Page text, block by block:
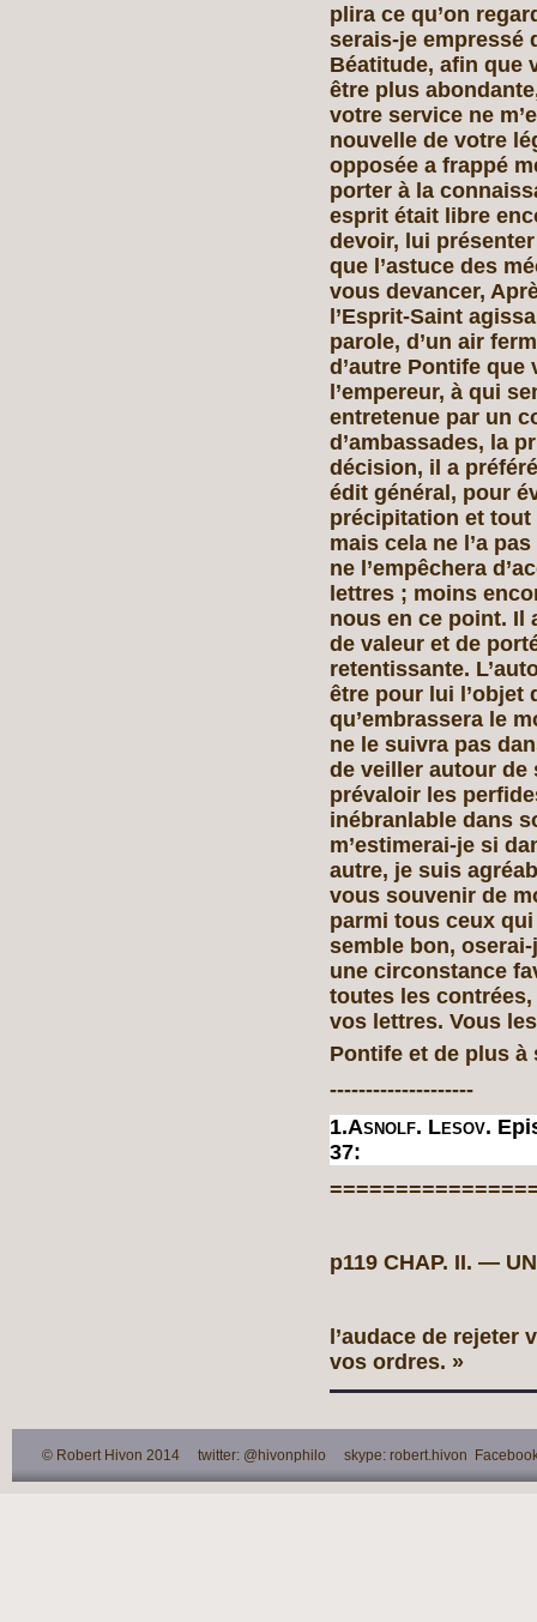
plira ce qu’on
serais-je empressé
Béatitude, afin que
être plus
votre service ne
nouvelle de votre
opposée a frappé
porter à la
esprit était libre
devoir, lui
que l’astuce des
vous devancer,
l’Esprit-Saint
parole, d’un air
d’autre Pontife
l’empereur, à qui
entretenue par un
d’ambassades, la
décision, il a
édit général, pour
précipitation et
mais cela ne l’a
ne l’empêchera
lettres ; moins
nous en ce point. Il
de valeur et de
retentissante.
être pour lui l’objet
qu’embrassera le
ne le suivra pas
de veiller autour de
prévaloir les
inébranlable dans
m’estimerai-je si
autre, je suis
vous souvenir de
parmi tous ceux
semble bon,
une circonstance
toutes les
vos lettres. Vous
Pontife et de plus
--------------------
1.Asnolf. Lesov.
37:
p119 CHAP. II.
l’audace de rejeter
vos ordres. »
© Robert Hivon 2014 twitter: @hivonphilo skype: robert.hivon